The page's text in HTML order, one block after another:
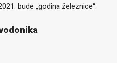
bude „godina železnice“.